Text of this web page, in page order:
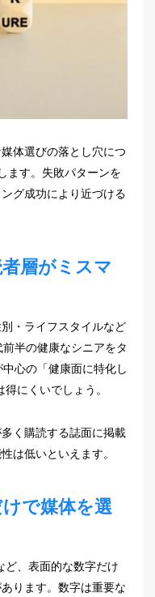
体選びの落とし穴につ
ます。失敗パターンを
グ成功により近づける
層がミスマ
・ライフスタイルなど
半の健康なシニアをタ
心の「健康面に特化し
にくいでしょう。
く購読する誌面に掲載
は低いといえます。
で媒体を選
ど、表面的な数字だけ
ります。数字は重要な